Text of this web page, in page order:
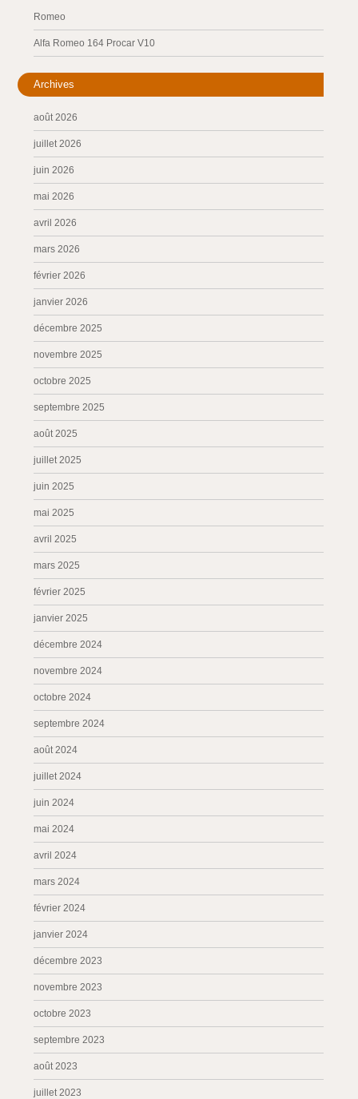
Romeo
Alfa Romeo 164 Procar V10
Archives
août 2026
juillet 2026
juin 2026
mai 2026
avril 2026
mars 2026
février 2026
janvier 2026
décembre 2025
novembre 2025
octobre 2025
septembre 2025
août 2025
juillet 2025
juin 2025
mai 2025
avril 2025
mars 2025
février 2025
janvier 2025
décembre 2024
novembre 2024
octobre 2024
septembre 2024
août 2024
juillet 2024
juin 2024
mai 2024
avril 2024
mars 2024
février 2024
janvier 2024
décembre 2023
novembre 2023
octobre 2023
septembre 2023
août 2023
juillet 2023